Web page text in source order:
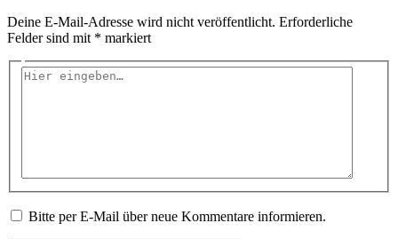
Deine E-Mail-Adresse wird nicht veröffentlicht. Erforderliche
Felder sind mit * markiert
Hier
Bitte per E-Mail über neue Kommentare informieren.